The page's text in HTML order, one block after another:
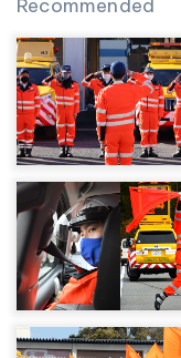
Recommended